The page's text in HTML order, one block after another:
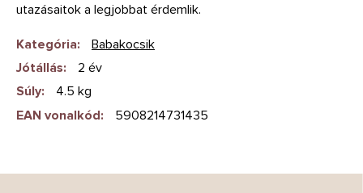
utazásaitok a legjobbat érdemlik.
Kategória:
Babakocsik
Jótállás:
2 év
Súly:
4.5 kg
EAN vonalkód: 5908214731435